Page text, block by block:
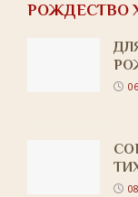
РОЖДЕСТВО